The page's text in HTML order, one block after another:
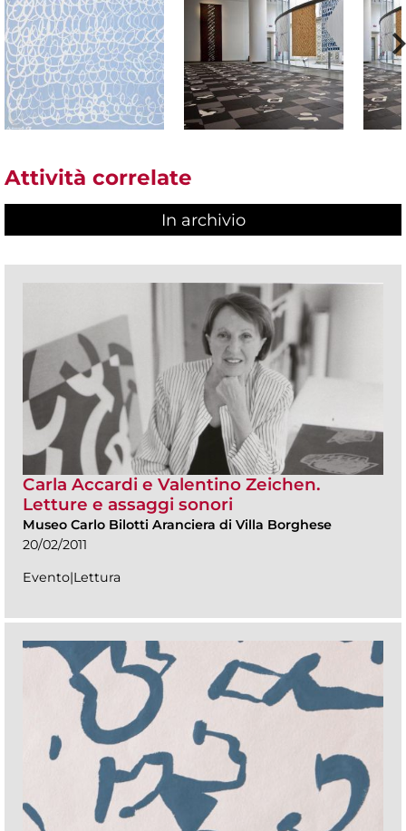
Attività correlate
In archivio
Carla Accardi e Valentino Zeichen.
Letture e assaggi sonori
Museo Carlo Bilotti Aranciera di Villa Borghese
20/02/2011
Evento|Lettura